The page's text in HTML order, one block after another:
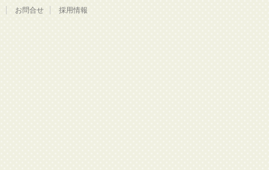
お問合せ 採用情報